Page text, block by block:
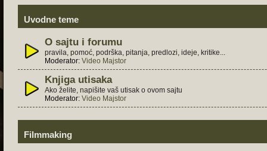
Uvodne teme
O sajtu i forumu
pravila, pomoć, podrška, pitanja, predlozi, ideje, kritike...
Moderator: Video Majstor
Knjiga utisaka
Ako želite, napišite vaš utisak o ovom sajtu
Moderator: Video Majstor
Filmmaking